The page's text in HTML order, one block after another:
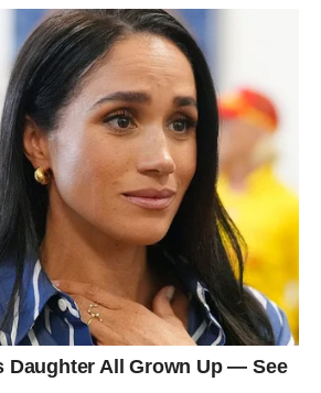
podršku kada mu je bila potrebna,
vama.
sebi kada je bilo lakše prilagoditi
što vam je značilo, sada dolazi
korist.
KOJI MENJA